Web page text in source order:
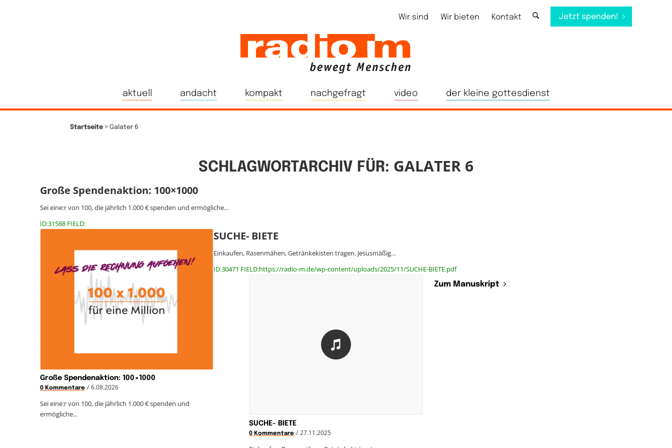
Wir sind Wir bieten Kontakt Jetzt spenden!
aktuell andacht kompakt nachgefragt video der kleine gottesdienst
Startseite > Galater 6
SCHLAGWORTARCHIV FÜR: GALATER 6
Große Spendenaktion: 100×1000
Sei eine:r von 100, die jährlich 1.000 € spenden und ermögliche…
ID:31588 FIELD:
Große Spendenaktion: 100×1000
0 Kommentare / 6.08.2026
Sei eine:r von 100, die jährlich 1.000 € spenden und
ermögliche…
SUCHE- BIETE
Einkaufen, Rasenmähen, Getränkekisten tragen. Jesusmäßig…
ID:30471 FIELD:https://radio-m.de/wp-content/uploads/2025/11/SUCHE-BIETE.pdf
Zum Manuskript
SUCHE- BIETE
0 Kommentare / 27.11.2025